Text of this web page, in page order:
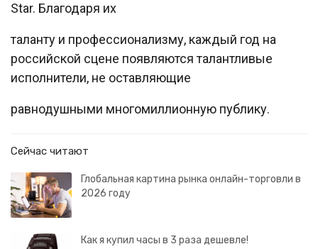
Star. Благодаря их
таланту и профессионализму, каждый год на
российской сцене появляются талантливые
исполнители, не оставляющие
равнодушными многомиллионную публику.
Сейчас читают
Глобальная картина рынка онлайн-торговли в
2026 году
Как я купил часы в 3 раза дешевле!